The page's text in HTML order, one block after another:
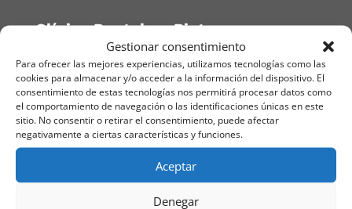
Gestionar consentimiento
Para ofrecer las mejores experiencias, utilizamos tecnologías como las
cookies para almacenar y/o acceder a la información del dispositivo. El
consentimiento de estas tecnologías nos permitirá procesar datos como
el comportamiento de navegación o las identificaciones únicas en este
sitio. No consentir o retirar el consentimiento, puede afectar
negativamente a ciertas características y funciones.
Aceptar
Denegar
Clínica Dental en Pinto
911 383 685 | 639 450 682
direccionpinto@smile-dent.es
Plaza Egido de la Fuente 18, Pinto, Madrid